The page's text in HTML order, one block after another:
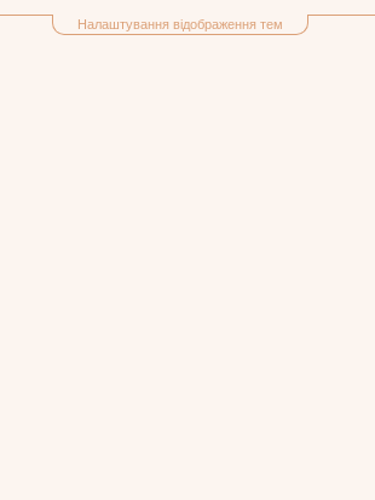
Налаштування відображення тем